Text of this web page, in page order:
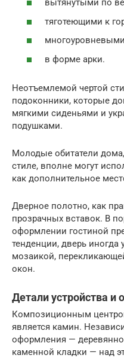
вытянутыми по
тяготеющими к
в форме арки.
Неотъемлемой чертой
подоконники, которые
мягкими сиденьями и
подушками.
Молодые обитатели
стиле, вполне могут
как дополнительное
Дверное полотно, как
прозрачных вставок. В
оформлении гостиной
тенденции, дверь
мозаикой,
окон.
Детали устройства и
Композиционным
является камин.
оформления —
каменной кладки — над